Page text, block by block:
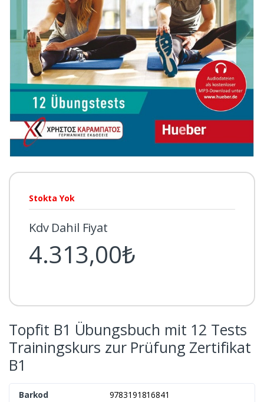
Topfit B1 Übungsbuch mit 12 Tests
Trainingskurs zur Prüfung Zertifikat
B1
Barkod
9783191816841
Stokta Yok
Kdv Dahil Fiyat
4.313,00₺